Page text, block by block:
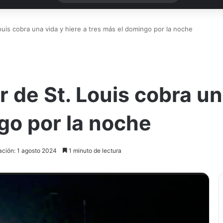
cobra una vida y hiere a tres más el domingo por la noche
de St. Louis cobra
por la noche
1 agosto 2024 1 minuto de lectura